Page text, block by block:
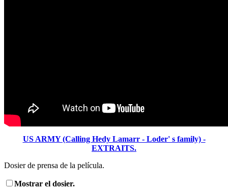
US ARMY (Calling Hedy Lamarr - Loder' s family) -
EXTRAITS.
Dosier de prensa de la película.
Mostrar el dosier.